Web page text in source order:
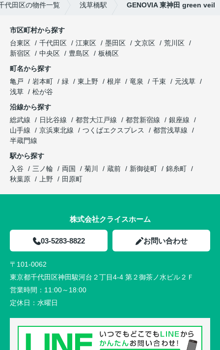
代田区の物件一覧 浅草橋駅 GENOVIA 東神田 green veil
市区町村から探す
台東区
千代田区 江東区 墨田区 文京区
荒川区
新宿区
中央区 豊島区
板橋区
町名から探す
亀戸
岩本町 緑 東上野 根岸 竜泉 千束
元浅草
浅草
松が谷
沿線から探す
総武線
日比谷線 都営大江戸線 都営新宿線
銀座線
山手線
京浜東北線 つくばエクスプレス
都営浅草線
半蔵門線
駅から探す
入谷
三ノ輪 両国 菊川 蔵前 新御徒町
錦糸町
秋葉原
上野 田原町
株式会社クライスホーム
03-5283-8822 お問い合わせ
〒101-0062
東京都千代田区神田駿河台２丁目4-4 第２御茶ノ水ビル２Ｆ
営業時間： 11:00～18:00
定休日： 水曜日